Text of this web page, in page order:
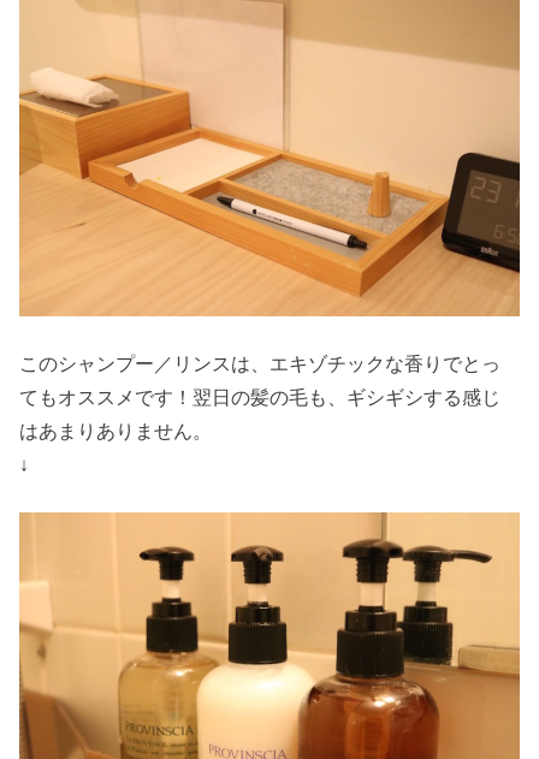
このシャンプー／リンスは、エキゾチックな香りでとっ
てもオススメです！翌日の髪の毛も、ギシギシする感じ
はあまりありません。
↓